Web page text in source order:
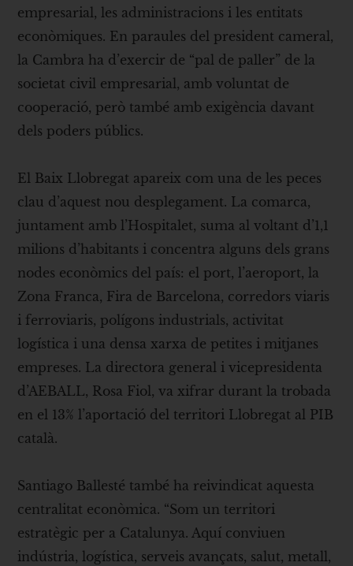
empresarial, les administracions i les entitats
econòmiques. En paraules del president cameral,
la Cambra ha d’exercir de “pal de paller” de la
societat civil empresarial, amb voluntat de
cooperació, però també amb exigència davant
dels poders públics.
El Baix Llobregat apareix com una de les peces
clau d’aquest nou desplegament. La comarca,
juntament amb l’Hospitalet, suma al voltant d’1,1
milions d’habitants i concentra alguns dels grans
nodes econòmics del país: el port, l’aeroport, la
Zona Franca, Fira de Barcelona, corredors viaris
i ferroviaris, polígons industrials, activitat
logística i una densa xarxa de petites i mitjanes
empreses. La directora general i vicepresidenta
d’AEBALL, Rosa Fiol, va xifrar durant la trobada
en el 13% l’aportació del territori Llobregat al PIB
català.
Santiago Ballesté també ha reivindicat aquesta
centralitat econòmica. “Som un territori
estratègic per a Catalunya. Aquí conviuen
indústria, logística, serveis avançats, salut, metall,